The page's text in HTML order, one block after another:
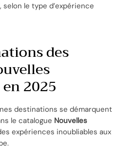
le type d’expérience
des
2025
destinations se démarquent
le catalogue Nouvelles
expériences inoubliables aux